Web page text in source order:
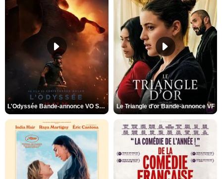
L'Odyssée Bande-annonce VO STFR Le Triangle d'or Bande-annonce VF